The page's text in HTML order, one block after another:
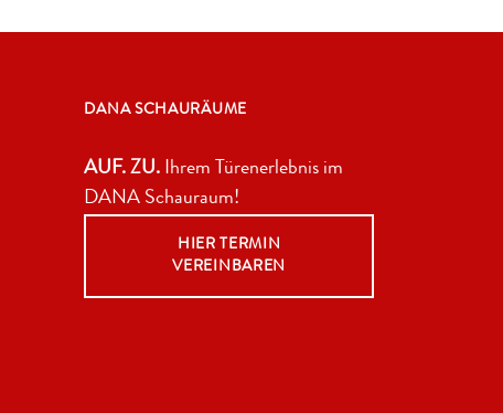
DANA SCHAURÄUME
AUF. ZU. Ihrem Türenerlebnis im
DANA Schauraum!
HIER TERMIN
VEREINBAREN